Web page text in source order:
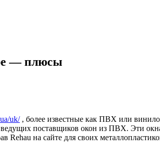
— плюсы
uk/, более известные как ПВХ или
поставщиков окон из ПВХ. Эти
Rehau на сайте для своих